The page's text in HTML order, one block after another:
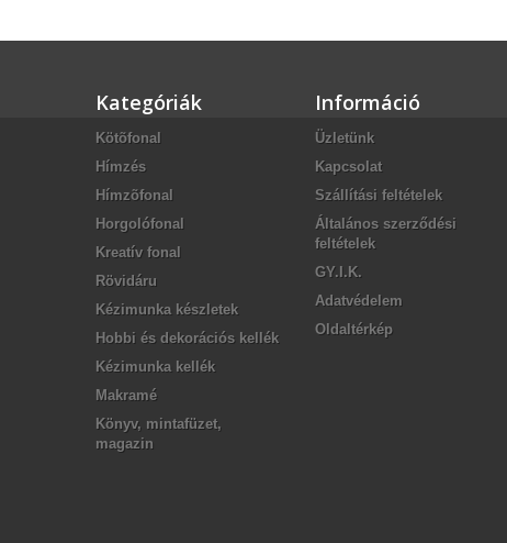
Kategóriák
Kötõfonal
Hímzés
Hímzõfonal
Horgolófonal
Kreatív fonal
Rövidáru
Kézimunka készletek
Hobbi és dekorációs kellék
Kézimunka kellék
Makramé
Könyv, mintafüzet,
magazin
Információ
Üzletünk
Kapcsolat
Szállítási feltételek
Általános szerződési
feltételek
GY.I.K.
Adatvédelem
Oldaltérkép